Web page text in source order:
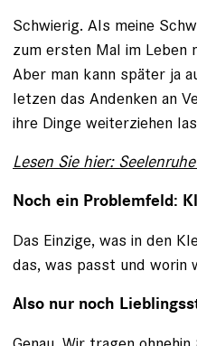
Schwierig. Als meine
zum ersten Mal im Leben
Aber man kann ­später ja
letzen das Andenken an
ihre Dinge weiterziehen
Lesen Sie hier:
Noch ein Problemfeld:
Das Einzige, was in den
das, was passt und worin
Also nur noch